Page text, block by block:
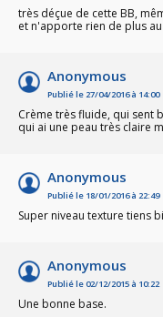
très déçue de cette BB,
et n'apporte rien de plus
Anonymous
Publié le 27/04/2016 à 14:00
Crème très fluide, qui sent
qui ai une peau très claire
Anonymous
Publié le 18/01/2016 à 22:49
Super niveau texture tiens
Anonymous
Publié le 02/12/2015 à 10:22
Une bonne base.